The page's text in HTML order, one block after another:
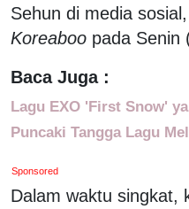
Sehun di media
Koreaboo pada Senin
Baca Juga :
Lagu EXO 'First Snow'
Puncaki Tangga Lagu
Sponsored
Dalam waktu singkat,